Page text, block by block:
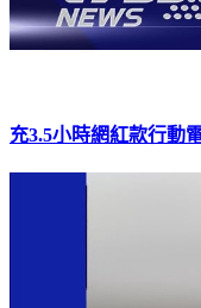
充3.5小時網紅款行